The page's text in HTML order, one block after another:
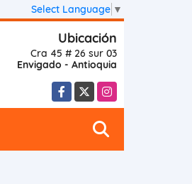
Select Language ▼
Ubicación
Cra 45 # 26 sur 03
Envigado - Antioquia
Facebook
X Instagram